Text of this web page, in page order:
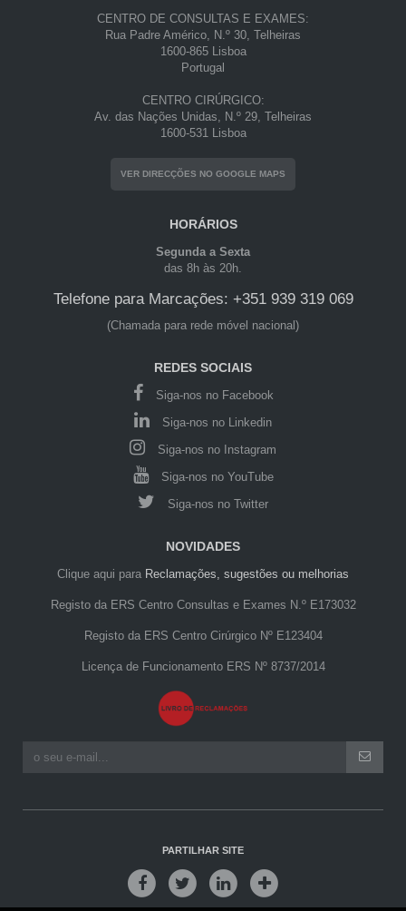
CENTRO DE CONSULTAS E EXAMES:
Rua Padre Américo, N.º 30, Telheiras
1600-865 Lisboa
Portugal
CENTRO CIRÚRGICO:
Av. das Nações Unidas, N.º 29, Telheiras
1600-531 Lisboa
VER DIRECÇÕES NO GOOGLE MAPS
HORÁRIOS
Segunda a Sexta
das 8h às 20h.
Telefone para Marcações: +351 939 319 069
(Chamada para rede móvel nacional)
REDES SOCIAIS
Siga-nos no Facebook
Siga-nos no Linkedin
Siga-nos no Instagram
Siga-nos no YouTube
Siga-nos no Twitter
NOVIDADES
Clique aqui para Reclamações, sugestões ou melhorias
Registo da ERS Centro Consultas e Exames N.º E173032
Registo da ERS Centro Cirúrgico Nº E123404
Licença de Funcionamento ERS Nº 8737/2014
PARTILHAR SITE